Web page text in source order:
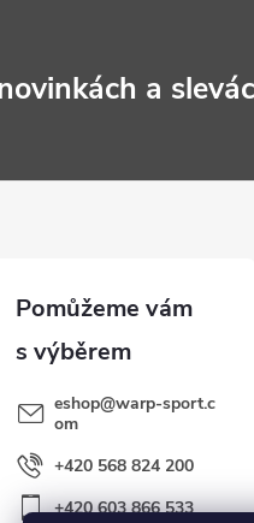
a
eshop@warp-sport.c
om
+420 568 824 200
+420 603 866 533